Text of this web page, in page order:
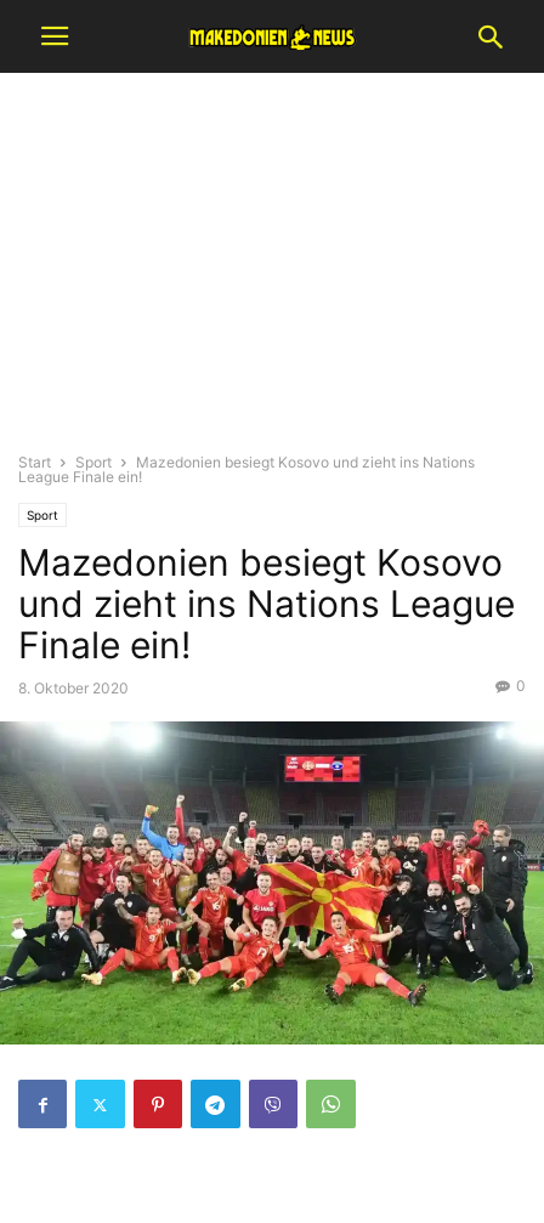
Start Sport
Mazedonien besiegt Kosovo und zieht ins Nations
League Finale ein!
Sport
Mazedonien besiegt Kosovo
und zieht ins Nations League
Finale ein!
8. Oktober 2020 0